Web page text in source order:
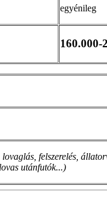
egyénileg
160.000-
felszerelés,
utánfutók...)